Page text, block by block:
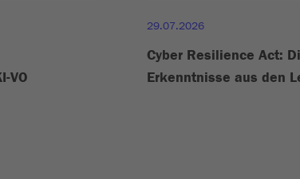
VO
29.07.2026
Cyber Resilience Act:
Erkenntnisse aus den